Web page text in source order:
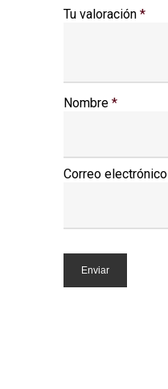
Tu valoración *
Nombre *
Correo electrónico